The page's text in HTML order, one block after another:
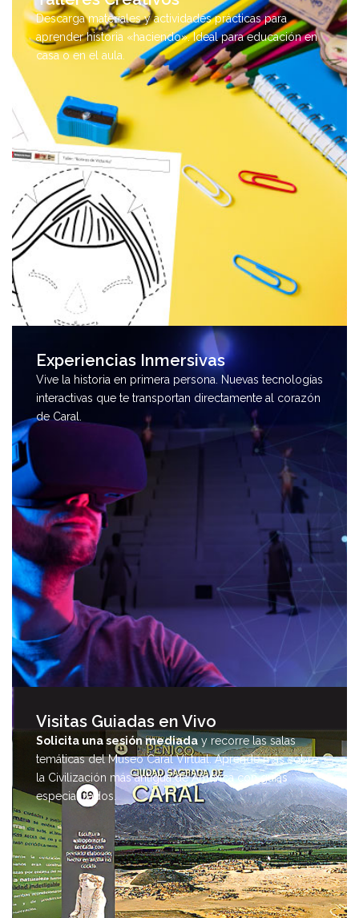
Descarga materiales y actividades prácticas para
aprender historia «haciendo». Ideal para educación en
casa o en el aula.
Experiencias Inmersivas
Vive la historia en primera persona. Nuevas tecnologías
interactivas que te transportan directamente al corazón
de Caral.
Visitas Guiadas en Vivo
Solicita una sesión mediada y recorre las salas
temáticas del Museo Caral Virtual. Aprende más sobre
la Civilización más antigua de América con guías
especializados.